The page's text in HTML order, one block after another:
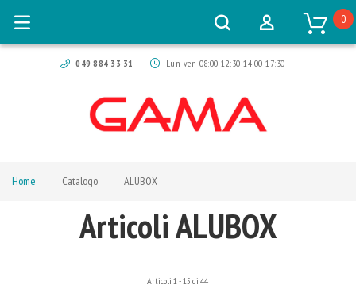
049 884 33 31 Lun-ven 08:00-12:30 14:00-17:30
0
Home Catalogo ALUBOX
Articoli ALUBOX
Articoli 1 -15 di 44